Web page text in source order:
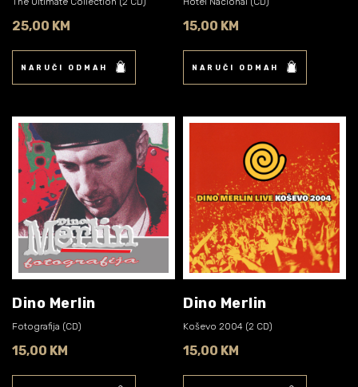
25,00 KM
NARUČI ODMAH
15,00 KM
NARUČI ODMAH
Dino Merlin
Fotografija (CD)
15,00 KM
Dino Merlin
Koševo 2004 (2 CD)
15,00 KM